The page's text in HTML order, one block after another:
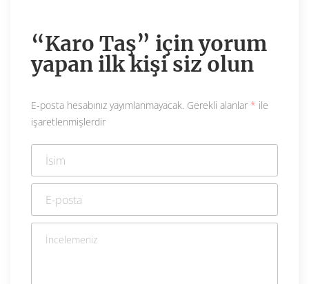
“Karo Taş” için yorum
yapan ilk kişi siz olun
E-posta hesabınız yayımlanmayacak. Gerekli alanlar * ile
işaretlenmişlerdir